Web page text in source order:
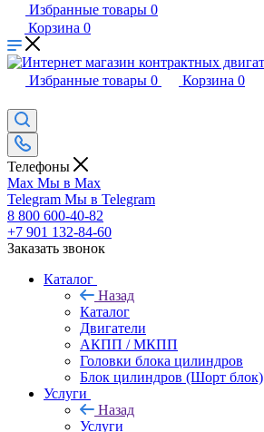
Избранные товары 0
Корзина 0
Избранные товары 0 Корзина 0
Телефоны
Max Мы в Max
Telegram Мы в Telegram
8 800 600-40-82
+7 901 132-84-60
Заказать звонок
Каталог
Назад
Каталог
Двигатели
АКПП / МКПП
Головки блока цилиндров
Блок цилиндров (Шорт блок)
Услуги
Назад
Услуги